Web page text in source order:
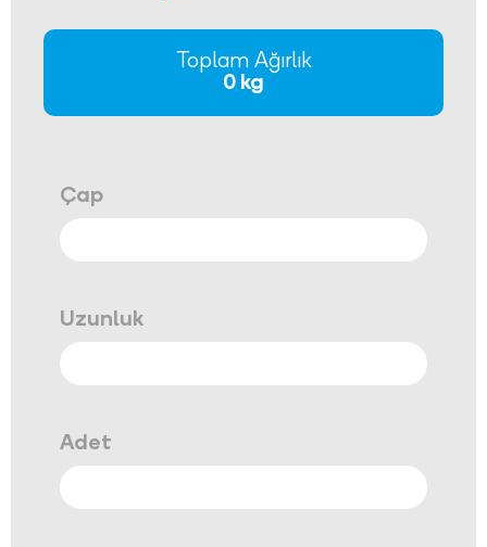
Çap
Uzunluk
Adet
Toplam Ağırlık
0 kg